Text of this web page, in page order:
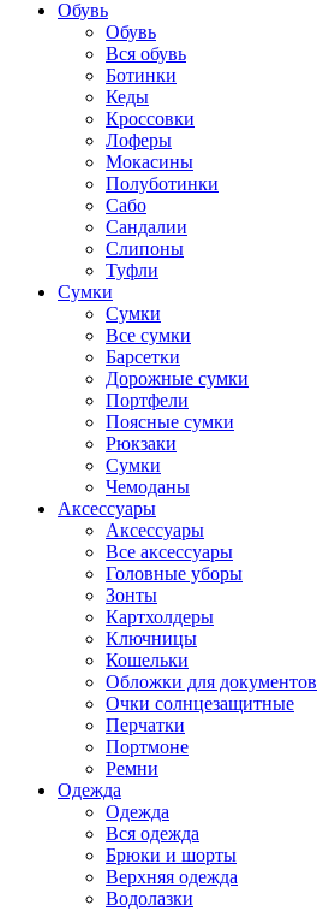
Обувь
Обувь
Вся обувь
Ботинки
Кеды
Кроссовки
Лоферы
Мокасины
Полуботинки
Сабо
Сандалии
Слипоны
Туфли
Сумки
Сумки
Все сумки
Барсетки
Дорожные сумки
Портфели
Поясные сумки
Рюкзаки
Сумки
Чемоданы
Аксессуары
Аксессуары
Все аксессуары
Головные уборы
Зонты
Картхолдеры
Ключницы
Кошельки
Обложки для документов
Очки солнцезащитные
Перчатки
Портмоне
Ремни
Одежда
Одежда
Вся одежда
Брюки и шорты
Верхняя одежда
Водолазки